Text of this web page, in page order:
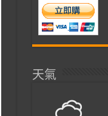
天氣